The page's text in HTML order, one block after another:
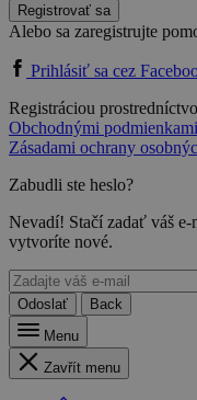
Registrovať sa
Alebo sa zaregistrujte
Prihlásiť sa cez
Registráciou
Obchodnými podmienkami
Zásadami ochrany
Zabudli ste heslo?
Nevadí! Stačí zadať váš
vytvoríte nové.
Odoslať
Back
Menu
Zavřít menu